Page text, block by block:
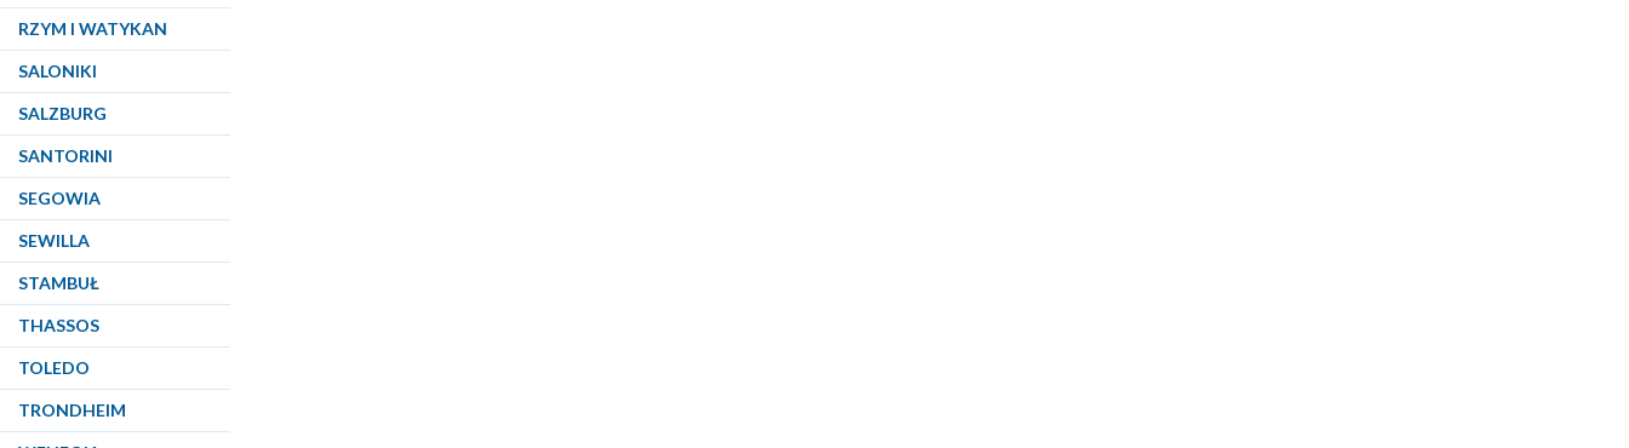
RZYM I WATYKAN
SALONIKI
SALZBURG
SANTORINI
SEGOWIA
SEWILLA
STAMBUŁ
THASSOS
TOLEDO
TRONDHEIM